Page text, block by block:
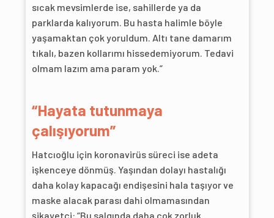
sıcak mevsimlerde ise, sahillerde ya da
parklarda kalıyorum. Bu hasta halimle böyle
yaşamaktan çok yoruldum. Altı tane damarım
tıkalı, bazen kollarımı hissedemiyorum. Tedavi
olmam lazım ama param yok.”
“Hayata tutunmaya
çalışıyorum”
Hatcıoğlu için koronavirüs süreci ise adeta
işkenceye dönmüş. Yaşından dolayı hastalığı
daha kolay kapacağı endişesini hala taşıyor ve
maske alacak parası dahi olmamasından
şikayetçi: “Bu salgında daha çok zorluk